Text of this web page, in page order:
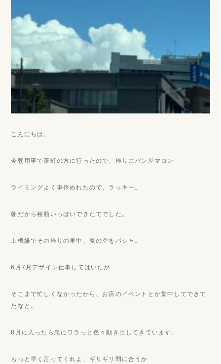
こんにちは。
今朝用事で茶町の方に行ったので、帰りにパン屋マロン
ライミングよく車停めれたので、ラッキー。
朝だから種類いっぱいできたてでした。
上機嫌でその帰りの車中、夏の空をパシャ。
6月7月デザイン仕事してはいたが
そこまで忙しくなかったから、お店のイベントとか集中してできて
たなと。
8月に入ったら急にワラっと色々動き出してきています。
もっと早く言ってくれよ、ギリギリ間に合うか